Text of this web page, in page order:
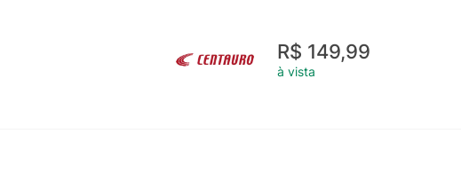
R$ 149,99
à vista